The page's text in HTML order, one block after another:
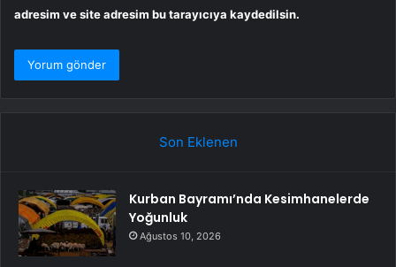
adresim ve site adresim bu tarayıcıya kaydedilsin.
Son Eklenen
Kurban Bayramı’nda Kesimhanelerde
Yoğunluk
Ağustos 10, 2026